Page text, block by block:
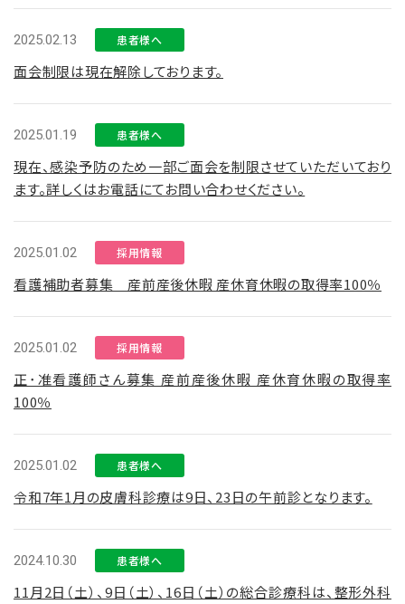
2025.02.13 患者様へ
面会制限は現在解除しております。
2025.01.19 患者様へ
現在、感染予防のため一部ご面会を制限させていただいており
ます。詳しくはお電話にてお問い合わせください。
2025.01.02 採用情報
看護補助者募集 産前産後休暇 産休育休暇の取得率100％
2025.01.02 採用情報
正･准看護師さん募集 産前産後休暇 産休育休暇の取得率
100％
2025.01.02 患者様へ
令和7年1月の皮膚科診療は9日、23日の午前診となります。
2024.10.30 患者様へ
11月2日（土）、9日（土）、16日（土）の総合診療科は、整形外科